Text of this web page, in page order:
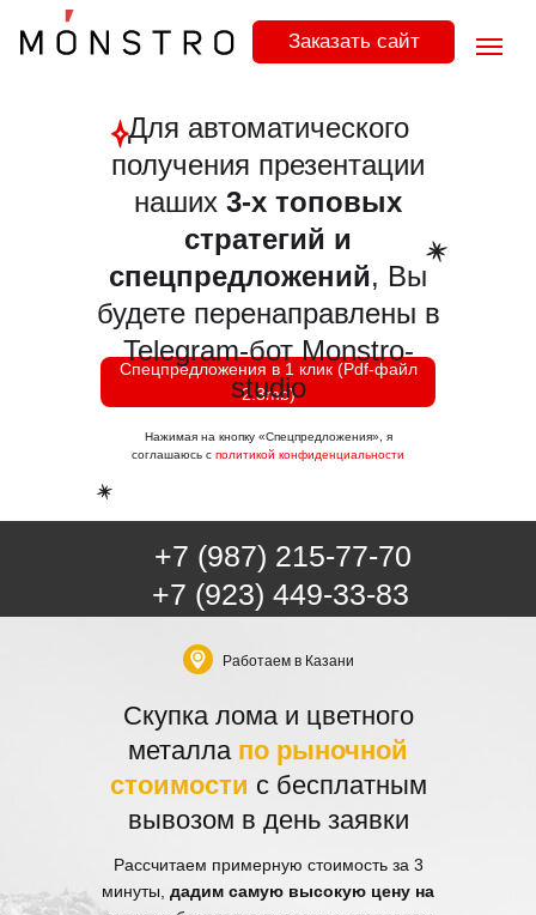
Заказать сайт
Спецпредложения в 1 клик (Pdf-файл
2.3mb)
Для автоматического
получения презентации
наших 3-х топовых
стратегий и
спецпредложений, Вы
будете перенаправлены в
Telegram-бот Monstro-
studio
Нажимая на кнопку «Спецпредложения», я
соглашаюсь с политикой конфиденциальности
+7 (987) 215-77-70
+7 (923) 449-33-83
Скупка лома и цветного
металла по рыночной
стоимости с бесплатным
вывозом в день заявки
Рассчитаем примерную стоимость за 3
минуты, дадим самую высокую цену на
Работаем в Казани